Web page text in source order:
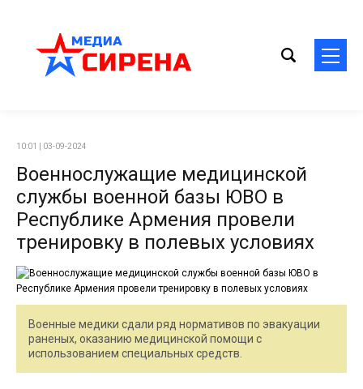
10:01 | 03-09-2024
Военнослужащие медицинской
службы военной базы ЮВО в
Республике Армения провели
тренировку в полевых условиях
Военные медики сдали ряд нормативов по эвакуации
раненых, оказанию медицинской помощи с
использованием специальных средств.